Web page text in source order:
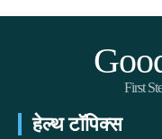
First
हेल्थ टॉपिक्स